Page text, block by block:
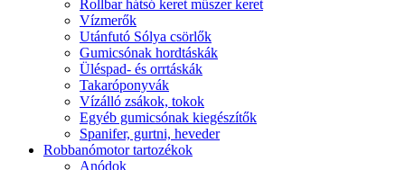
Rollbar hátsó keret műszer keret
Vízmerők
Utánfutó Sólya csörlők
Gumicsónak hordtáskák
Üléspad- és orrtáskák
Takaróponyvák
Vízálló zsákok, tokok
Egyéb gumicsónak kiegészítők
Spanifer, gurtni, heveder
Robbanómotor tartozékok
Anódok